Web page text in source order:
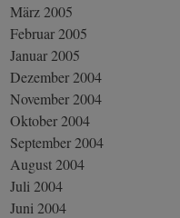
März 2005
Februar 2005
Januar 2005
Dezember 2004
November 2004
Oktober 2004
September 2004
August 2004
Juli 2004
Juni 2004